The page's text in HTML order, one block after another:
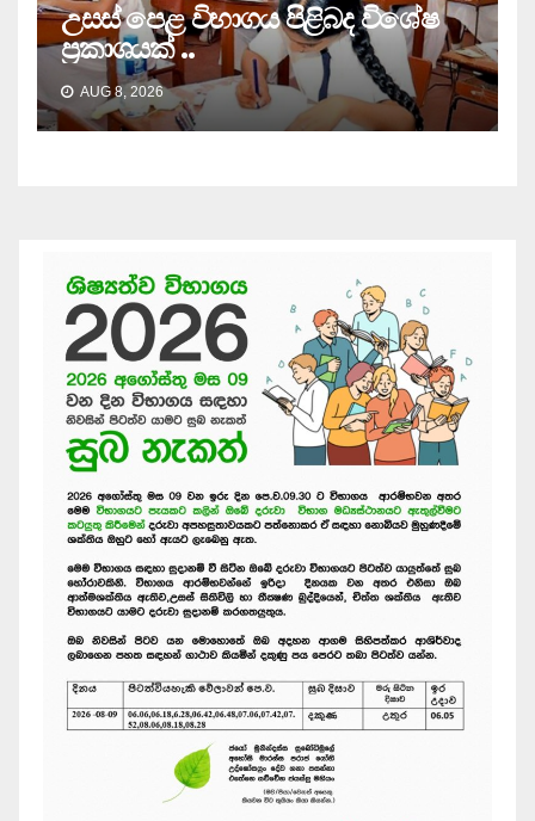
උසස් පෙළ විභාගය පිළිබද විශේෂ
ප්‍රකාශයක් ..
AUG 8, 2026